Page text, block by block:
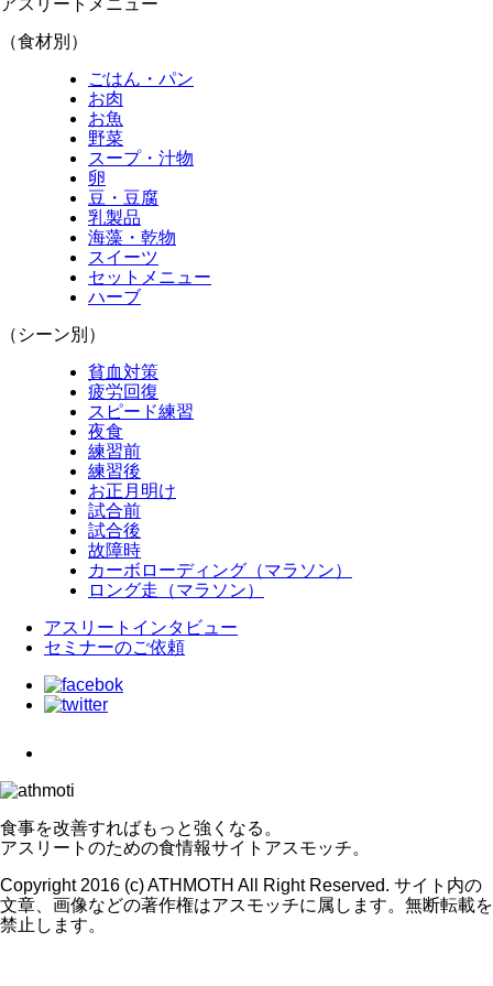
（食材別）
ごはん・パン
お肉
お魚
野菜
スープ・汁物
卵
豆・豆腐
乳製品
海藻・乾物
スイーツ
セットメニュー
ハーブ
（シーン別）
貧血対策
疲労回復
スピード練習
夜食
練習前
練習後
お正月明け
試合前
試合後
故障時
カーボローディング（マラソン）
ロング走（マラソン）
アスリートインタビュー
セミナーのご依頼
食事を改善すればもっと強くなる。
アスリートのための食情報サイトアスモッチ。
Copyright 2016 (c) ATHMOTH All Right Reserved. サイト内の
文章、画像などの著作権はアスモッチに属します。無断転載を
禁止します。